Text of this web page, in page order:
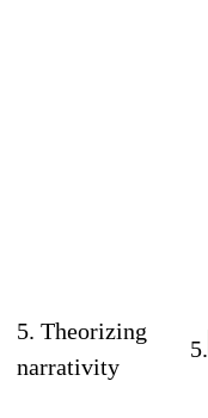
5. Theorizing
narrativity
5.